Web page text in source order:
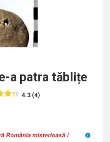
a patra tăblițe
4.3 (4)